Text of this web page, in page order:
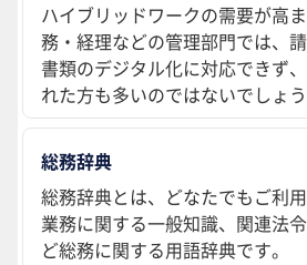
ハイブリッドワークの需要が高
務・経理などの管理部門では、
書類のデジタル化に対応できず
れた方も多いのではないでしょう
総務辞典
総務辞典とは、どなたでもご利
業務に関する一般知識、関連法
ど総務に関する用語辞典です。